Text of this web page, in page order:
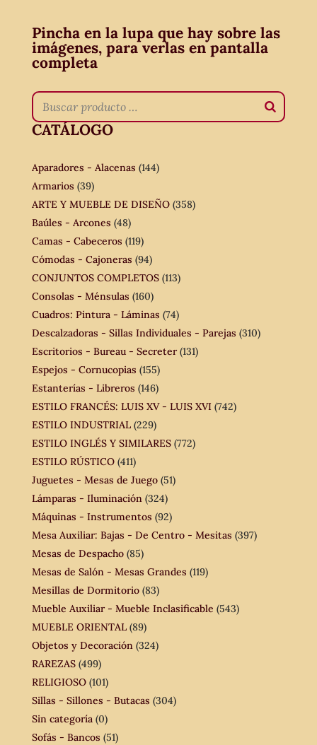
Pincha en la lupa que hay sobre las
imágenes, para verlas en pantalla
completa
CATÁLOGO
Aparadores - Alacenas (144)
Armarios (39)
ARTE Y MUEBLE DE DISEÑO (358)
Baúles - Arcones (48)
Camas - Cabeceros (119)
Cómodas - Cajoneras (94)
CONJUNTOS COMPLETOS (113)
Consolas - Ménsulas (160)
Cuadros: Pintura - Láminas (74)
Descalzadoras - Sillas Individuales - Parejas (310)
Escritorios - Bureau - Secreter (131)
Espejos - Cornucopias (155)
Estanterías - Libreros (146)
ESTILO FRANCÉS: LUIS XV - LUIS XVI (742)
ESTILO INDUSTRIAL (229)
ESTILO INGLÉS Y SIMILARES (772)
ESTILO RÚSTICO (411)
Juguetes - Mesas de Juego (51)
Lámparas - Iluminación (324)
Máquinas - Instrumentos (92)
Mesa Auxiliar: Bajas - De Centro - Mesitas (397)
Mesas de Despacho (85)
Mesas de Salón - Mesas Grandes (119)
Mesillas de Dormitorio (83)
Mueble Auxiliar - Mueble Inclasificable (543)
MUEBLE ORIENTAL (89)
Objetos y Decoración (324)
RAREZAS (499)
RELIGIOSO (101)
Sillas - Sillones - Butacas (304)
Sin categoría (0)
Sofás - Bancos (51)